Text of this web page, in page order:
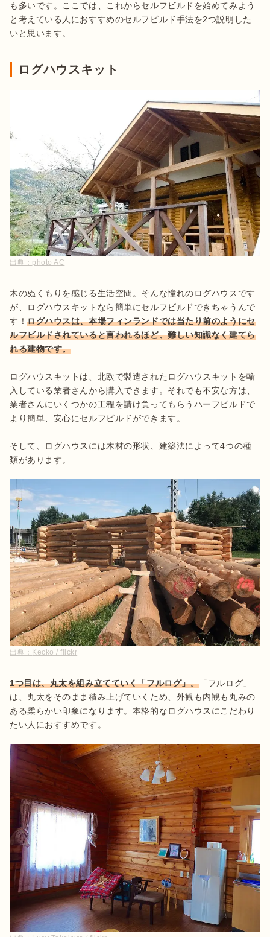
も多いです。ここでは、これからセルフビルドを始めてみよう
と考えている人におすすめのセルフビルド手法を2つ説明した
いと思います。
ログハウスキット
出典： photo AC
木のぬくもりを感じる生活空間。そんな憧れのログハウスです
が、ログハウスキットなら簡単にセルフビルドできちゃうんで
す！ログハウスは、本場フィンランドでは当たり前のようにセ
ルフビルドされていると言われるほど、難しい知識なく建てら
れる建物です。
ログハウスキットは、北欧で製造されたログハウスキットを輸
入している業者さんから購入できます。それでも不安な方は、
業者さんにいくつかの工程を請け負ってもらうハーフビルドで
より簡単、安心にセルフビルドができます。
そして、ログハウスには木材の形状、建築法によって4つの種
類があります。
出典： Kecko / flickr
1つ目は、丸太を組み立てていく「フルログ」。 「フルログ」
は、丸太をそのまま積み上げていくため、外観も内観も丸みの
ある柔らかい印象になります。本格的なログハウスにこだわり
たい人におすすめです。